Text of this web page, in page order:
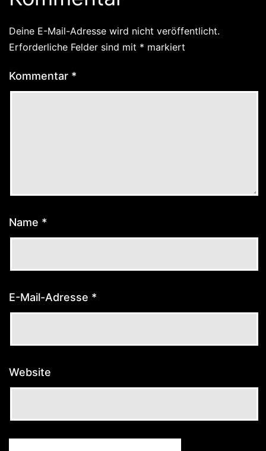
Deine E-Mail-Adresse wird nicht veröffentlicht.
Erforderliche Felder sind mit * markiert
Kommentar *
Name *
E-Mail-Adresse *
Website